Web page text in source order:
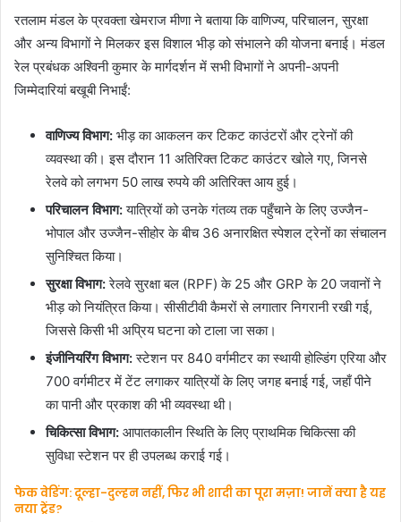
रतलाम मंडल के प्रवक्ता खेमराज मीणा ने बताया कि वाणिज्य, परिचालन, सुरक्षा
और अन्य विभागों ने मिलकर इस विशाल भीड़ को संभालने की योजना बनाई। मंडल
रेल प्रबंधक अश्विनी कुमार के मार्गदर्शन में सभी विभागों ने अपनी-अपनी
जिम्मेदारियां बखूबी निभाईं:
वाणिज्य विभाग: भीड़ का आकलन कर टिकट काउंटरों और ट्रेनों की
व्यवस्था की। इस दौरान 11 अतिरिक्त टिकट काउंटर खोले गए, जिनसे
रेलवे को लगभग 50 लाख रुपये की अतिरिक्त आय हुई।
परिचालन विभाग:यात्रियों को उनके गंतव्य तक पहुँचाने के लिए उज्जैन-
भोपाल और उज्जैन-सीहोर के बीच 36 अनारक्षित स्पेशल ट्रेनों का संचालन
सुनिश्चित किया।
सुरक्षा विभाग:रेलवे सुरक्षा बल (RPF) के 25 और GRP के 20 जवानों ने
भीड़ को नियंत्रित किया। सीसीटीवी कैमरों से लगातार निगरानी रखी गई,
जिससे किसी भी अप्रिय घटना को टाला जा सका।
इंजीनियरिंग विभाग:स्टेशन पर 840 वर्गमीटर का स्थायी होल्डिंग एरिया और
700 वर्गमीटर में टेंट लगाकर यात्रियों के लिए जगह बनाई गई, जहाँ पीने
का पानी और प्रकाश की भी व्यवस्था थी।
चिकित्सा विभाग: आपातकालीन स्थिति के लिए प्राथमिक चिकित्सा की
सुविधा स्टेशन पर ही उपलब्ध कराई गई।
फेक वेडिंग: दूल्हा-दुल्हन नहीं, फिर भी शादी का पूरा मज़ा! जानें क्या है यह
नया ट्रेंड?